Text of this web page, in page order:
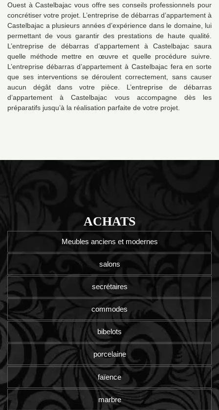
Ouest à Castelbajac vous offre ses conseils professionnels pour
concrétiser votre projet. L’entreprise de débarras d’appartement à
Castelbajac a plusieurs années d’expérience dans le domaine, lui
permettant de vous garantir des prestations de haute qualité.
L’entreprise de débarras d’appartement à Castelbajac saura
quelle méthode mettre en œuvre et quelle procédure suivre.
L’entreprise débarras d’appartement à Castelbajac fera en sorte
que ses interventions se déroulent correctement, sans causer
aucun dégât dans votre pièce. L’entreprise de débarras
d’appartement à Castelbajac vous accompagne dès les
préparatifs jusqu’à la réalisation parfaite de votre projet.
ACHATS
Meubles anciens et modernes
salons
secrétaires
commodes
bibelots
porcelaine
faïence
marbre